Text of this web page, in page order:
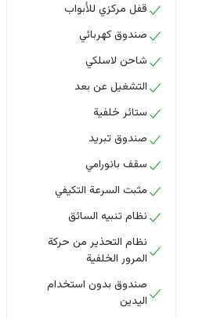
قفل مركزي للأبواب
صندوق كهربائي
شاحن لاسلكي
التشغيل عن بعد
ستائر خلفية
صندوق تبريد
سقف بانورامي
مثبت السرعة التكيفي
نظام تنبيه السائق
نظام التحذير من حركة
المرور الخلفية
صندوق بدون استخدام
اليدين